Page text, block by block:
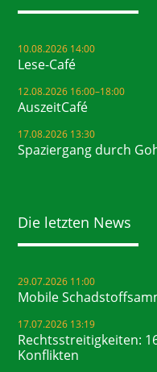
10.08.2026 14:00
Lese-Café
12.08.2026 16:00–18:00
AuszeitCafé
17.08.2026 13:30
Spaziergang durch
Die letzten News
29.07.2026 11:00
Mobile
17.07.2026 13:19
Rechtsstreitigkeiten:
Konflikten